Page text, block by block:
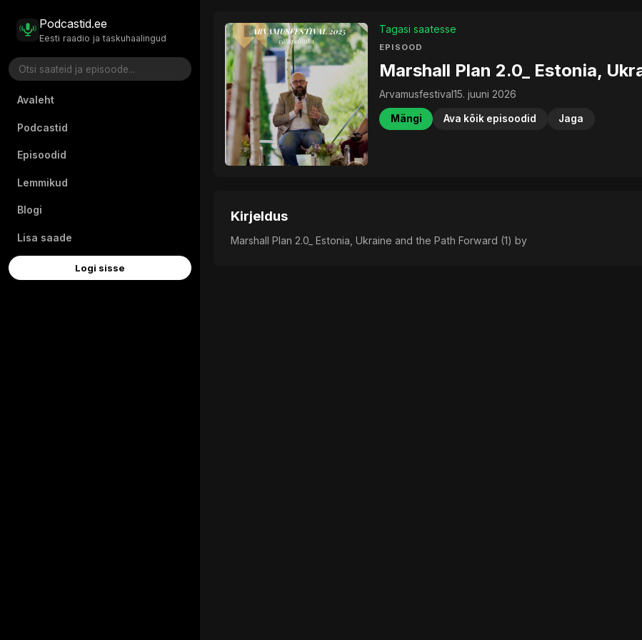
Podcastid.ee
Eesti raadio ja taskuhaalingud
Avaleht
Podcastid
Episoodid
Lemmikud
Blogi
Lisa saade
Logi sisse
Tagasi saatesse
EPISOOD
Marshall Plan 2.0_ Estonia,
Arvamusfestival15. juuni 2026
Mängi Ava kõik episoodid Jaga
Kirjeldus
Marshall Plan 2.0_ Estonia, Ukraine and the Path Forward (1) by